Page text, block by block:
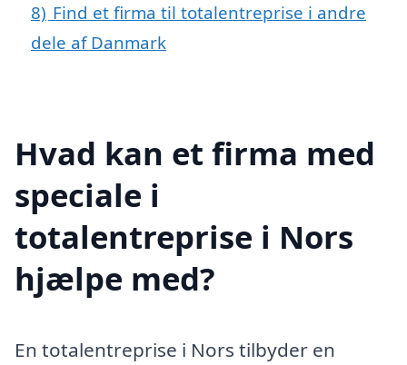
8) Find et firma til totalentreprise i andre
dele af Danmark
Hvad kan et firma med
speciale i
totalentreprise i Nors
hjælpe med?
En totalentreprise i Nors tilbyder en